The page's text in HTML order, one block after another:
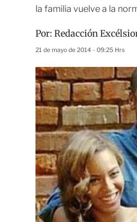
la familia vuelve a la
Por: Redacción
21 de mayo de 2014 - 09:25 Hrs